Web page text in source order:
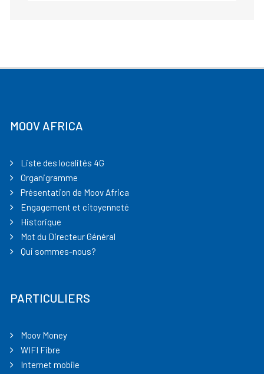
MOOV AFRICA
Liste des localités 4G
Organigramme
Présentation de Moov Africa
Engagement et citoyenneté
Historique
Mot du Directeur Général
Qui sommes-nous?
PARTICULIERS
Moov Money
WIFI Fibre
Internet mobile